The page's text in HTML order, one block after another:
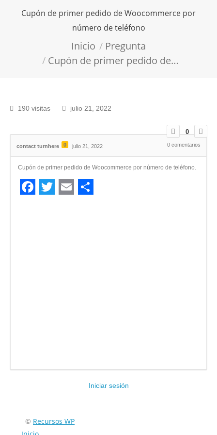
Cupón de primer pedido de Woocommerce por
número de teléfono
Inicio
Pregunta
Cupón de primer pedido de…
190 visitas julio 21, 2022
0
contact turnhere 0 julio 21, 2022 0 comentarios
Cupón de primer pedido de Woocommerce por número de teléfono.
Iniciar sesión
Encuéntranos en:
© Recursos WP